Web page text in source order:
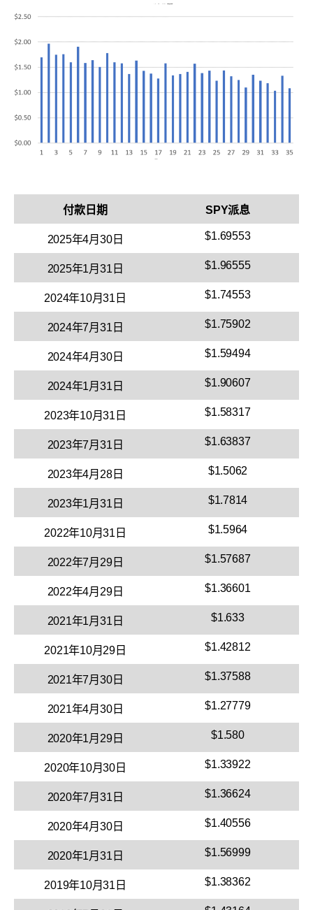
付款日期 SPY派息
2025年4月30日 $1.69553
2025年1月31日 $1.96555
2024年10月31日 $1.74553
2024年7月31日 $1.75902
2024年4月30日 $1.59494
2024年1月31日 $1.90607
2023年10月31日 $1.58317
2023年7月31日 $1.63837
2023年4月28日 $1.5062
2023年1月31日 $1.7814
2022年10月31日 $1.5964
2022年7月29日 $1.57687
2022年4月29日 $1.36601
2021年1月31日 $1.633
2021年10月29日 $1.42812
2021年7月30日 $1.37588
2021年4月30日 $1.27779
2020年1月29日 $1.580
2020年10月30日 $1.33922
2020年7月31日 $1.36624
2020年4月30日 $1.40556
2020年1月31日 $1.56999
2019年10月31日 $1.38362